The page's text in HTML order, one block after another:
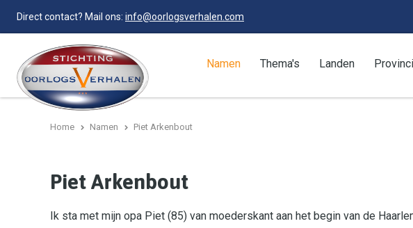
Direct contact? Mail ons: info@oorlogsverhalen.com
Namen Thema's Landen
Home Namen Piet Arkenbout
Piet Arkenbout
Ik sta met mijn opa Piet (85) van moederskant aan het begin van de